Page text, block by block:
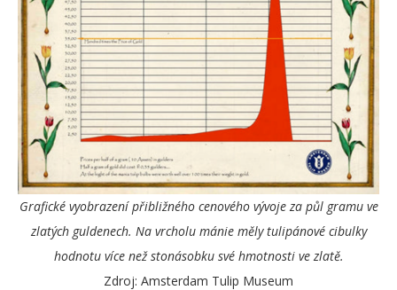
Grafické vyobrazení přibližného cenového vývoje za půl gramu ve
zlatých guldenech. Na vrcholu mánie měly tulipánové cibulky
hodnotu více než stonásobku své hmotnosti ve zlatě.
Zdroj: Amsterdam Tulip Museum